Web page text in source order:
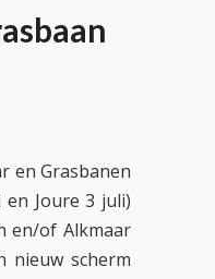
en Grasbanen
Joure 3 juli)
en/of Alkmaar
nieuw scherm